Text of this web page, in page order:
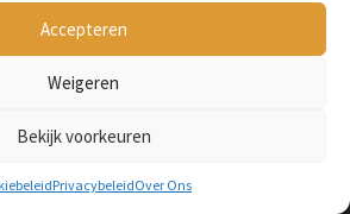
Accepteren
Weigeren
Bekijk voorkeuren
PrivacybeleidOver Ons
OM MET